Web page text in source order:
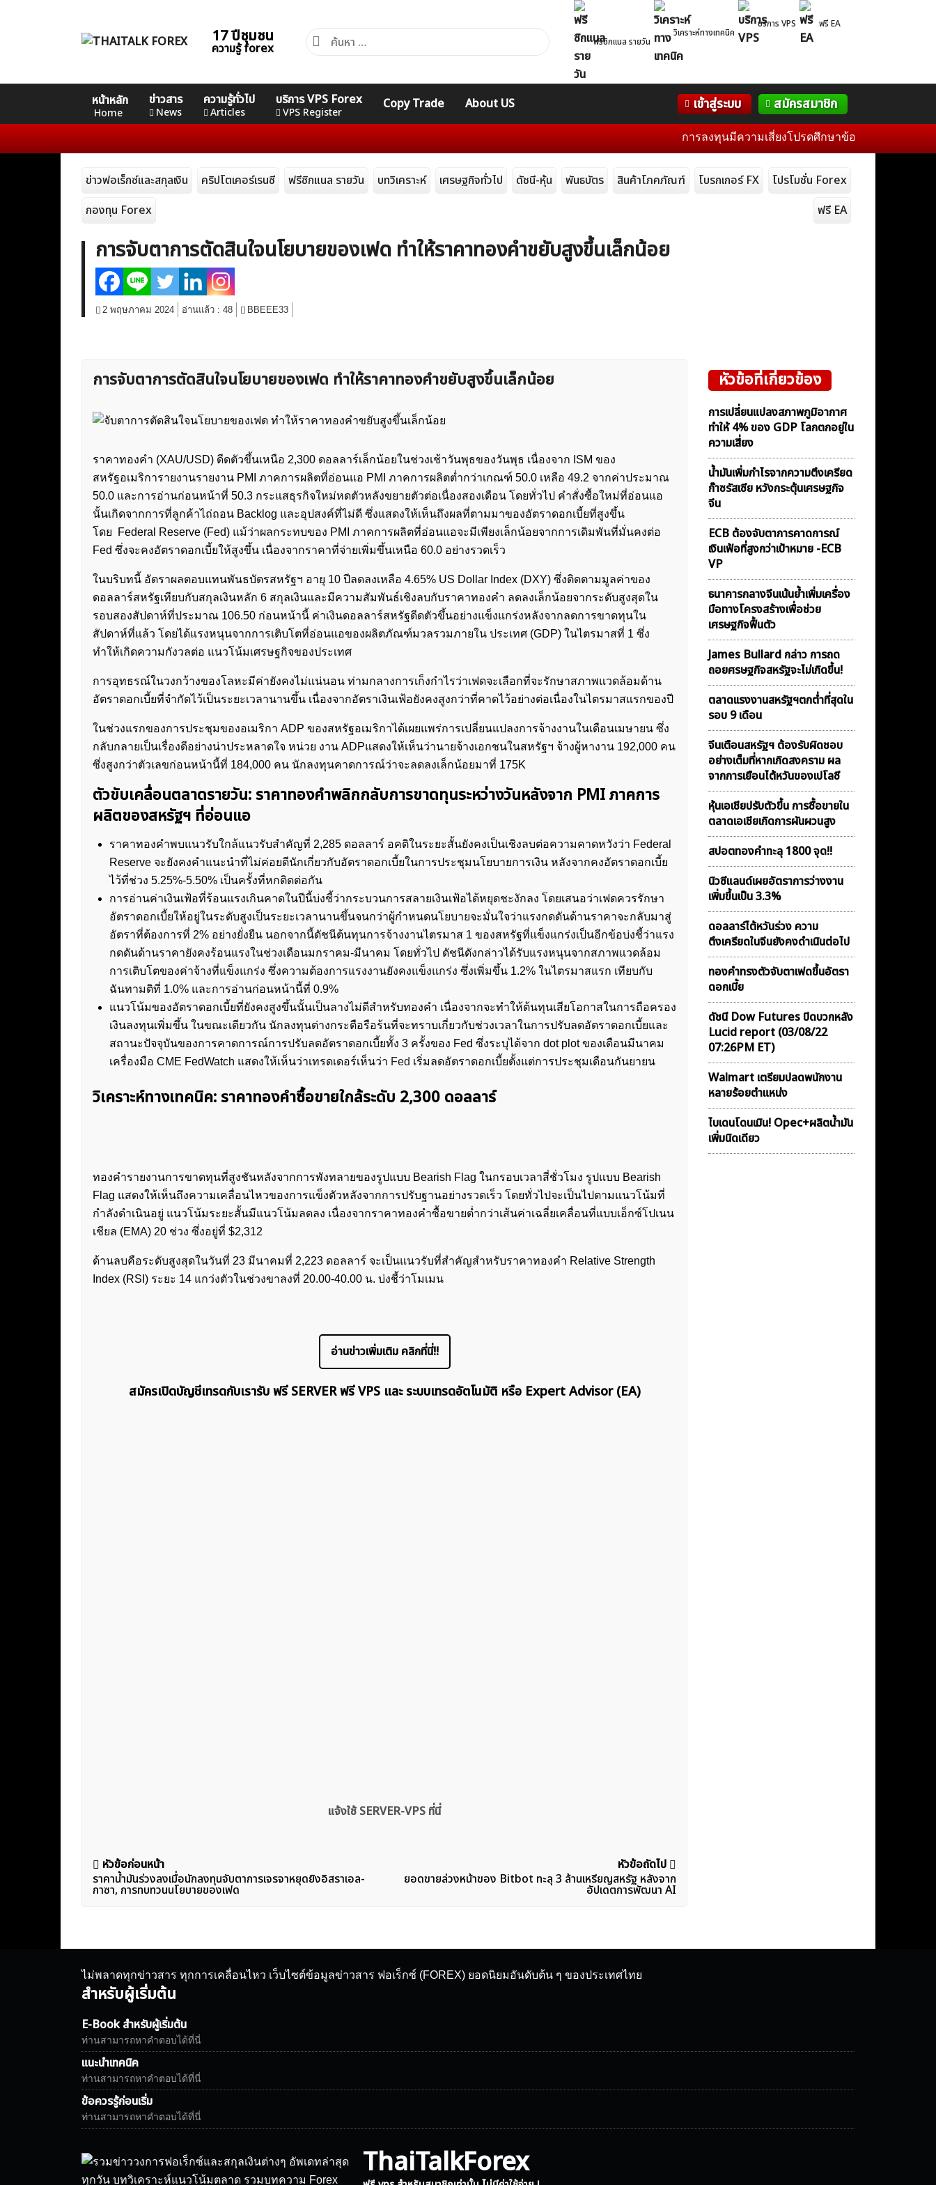
17 ปีชุมชน
ความรู้ forex
ค้นหา
สำหรับ:
ฟรีซิกแนล รายวัน
วิเคราะห์ทางเทคนิค
บริการ VPS ฟรี EA
หน้าหลัก
Home
ข่าวสาร
News
ความรู้ทั่วไป
Articles
บริการ VPS Forex
VPS Register
Copy Trade About US เข้าสู่ระบบ สมัครสมาชิก
VPS Register
คอร์ส
Basic
คอร์ส
Advance
คอร์ส
Professional
คอร์ส
Expert Indicators
WelTrade กิจกรรม
ฟอรั่ม
การลงทุนมีความเสี่ยงโปรดศึกษาข้อมูลก่อนการตัดสินใจล
ข่าวฟอเร็กซ์และสกุลเงิน คริปโตเคอร์เรนซี ฟรีซิกแนล รายวัน บทวิเคราะห์ เศรษฐกิจทั่วไป ดัชนี-หุ้น พันธบัตร สินค้าโภคภัณฑ์ โบรกเกอร์ FX
โปรโมชั่น Forex
กองทุน Forex
ฟรี EA
การจับตาการตัดสินใจนโยบายของเฟด ทำให้ราคาทองคำขยับสูงขึ้นเล็กน้อย
2 พฤษภาคม 2024 อ่านแล้ว : 48 BBEEE33
การจับตาการตัดสินใจนโยบายของเฟด ทำให้ราคาทองคำขยับสูงขึ้นเล็กน้อย
ราคาทองคำ (XAU/USD) ดีดตัวขึ้นเหนือ 2,300 ดอลลาร์เล็กน้อยในช่วงเช้าวันพุธของวันพุธ เนื่องจาก ISM ของ
สหรัฐอเมริการายงานรายงาน PMI ภาคการผลิตที่อ่อนแอ PMI ภาคการผลิตต่ำกว่าเกณฑ์ 50.0 เหลือ 49.2 จากค่าประมาณ
50.0 และการอ่านก่อนหน้าที่ 50.3 กระแสธุรกิจใหม่หดตัวหลังขยายตัวต่อเนื่องสองเดือน โดยทั่วไป คำสั่งซื้อใหม่ที่อ่อนแอ
นั้นเกิดจากการที่ลูกค้าไถ่ถอน Backlog และอุปสงค์ที่ไม่ดี ซึ่งแสดงให้เห็นถึงผลที่ตามมาของอัตราดอกเบี้ยที่สูงขึ้น
โดย Federal Reserve (Fed) แม้ว่าผลกระทบของ PMI ภาคการผลิตที่อ่อนแอจะมีเพียงเล็กน้อยจากการเดิมพันที่มั่นคงต่อ
Fed ซึ่งจะคงอัตราดอกเบี้ยให้สูงขึ้น เนื่องจากราคาที่จ่ายเพิ่มขึ้นเหนือ 60.0 อย่างรวดเร็ว
ในบริบทนี้ อัตราผลตอบแทนพันธบัตรสหรัฐฯ อายุ 10 ปีลดลงเหลือ 4.65% US Dollar Index (DXY) ซึ่งติดตามมูลค่าของ
ดอลลาร์สหรัฐเทียบกับสกุลเงินหลัก 6 สกุลเงินและมีความสัมพันธ์เชิงลบกับราคาทองคำ ลดลงเล็กน้อยจากระดับสูงสุดใน
รอบสองสัปดาห์ที่ประมาณ 106.50 ก่อนหน้านี้ ค่าเงินดอลลาร์สหรัฐดีดตัวขึ้นอย่างแข็งแกร่งหลังจากลดการขาดทุนใน
สัปดาห์ที่แล้ว โดยได้แรงหนุนจากการเติบโตที่อ่อนแอของผลิตภัณฑ์มวลรวมภายใน ประเทศ (GDP) ในไตรมาสที่ 1 ซึ่ง
ทำให้เกิดความกังวลต่อ แนวโน้มเศรษฐกิจของประเทศ
การอุทธรณ์ในวงกว้างของโลหะมีค่ายังคงไม่แน่นอน ท่ามกลางการเก็งกำไรว่าเฟดจะเลือกที่จะรักษาสภาพแวดล้อมด้าน
อัตราดอกเบี้ยที่จำกัดไว้เป็นระยะเวลานานขึ้น เนื่องจากอัตราเงินเฟ้อยังคงสูงกว่าที่คาดไว้อย่างต่อเนื่องในไตรมาสแรกของปี
ในช่วงแรกของการประชุมของอเมริกา ADP ของสหรัฐอเมริกาได้เผยแพร่การเปลี่ยนแปลงการจ้างงานในเดือนเมษายน ซึ่ง
กลับกลายเป็นเรื่องดีอย่างน่าประหลาดใจ หน่วย งาน ADPแสดงให้เห็นว่านายจ้างเอกชนในสหรัฐฯ จ้างผู้หางาน 192,000 คน
ซึ่งสูงกว่าตัวเลขก่อนหน้านี้ที่ 184,000 คน นักลงทุนคาดการณ์ว่าจะลดลงเล็กน้อยมาที่ 175K
ตัวขับเคลื่อนตลาดรายวัน: ราคาทองคำพลิกกลับการขาดทุนระหว่างวันหลังจาก PMI ภาคการ
ผลิตของสหรัฐฯ ที่อ่อนแอ
ราคาทองคำพบแนวรับใกล้แนวรับสำคัญที่ 2,285 ดอลลาร์ อคติในระยะสั้นยังคงเป็นเชิงลบต่อความคาดหวังว่า Federal
Reserve จะยังคงคำแนะนำที่ไม่ค่อยดีนักเกี่ยวกับอัตราดอกเบี้ยในการประชุมนโยบายการเงิน หลังจากคงอัตราดอกเบี้ย
ไว้ที่ช่วง 5.25%-5.50% เป็นครั้งที่หกติดต่อกัน
การอ่านค่าเงินเฟ้อที่ร้อนแรงเกินคาดในปีนี้บ่งชี้ว่ากระบวนการสลายเงินเฟ้อได้หยุดชะงักลง โดยเสนอว่าเฟดควรรักษา
อัตราดอกเบี้ยให้อยู่ในระดับสูงเป็นระยะเวลานานขึ้นจนกว่าผู้กำหนดนโยบายจะมั่นใจว่าแรงกดดันด้านราคาจะกลับมาสู่
อัตราที่ต้องการที่ 2% อย่างยั่งยืน นอกจากนี้ดัชนีต้นทุนการจ้างงานไตรมาส 1 ของสหรัฐที่แข็งแกร่งเป็นอีกข้อบ่งชี้ว่าแรง
กดดันด้านราคายังคงร้อนแรงในช่วงเดือนมกราคม-มีนาคม โดยทั่วไป ดัชนีดังกล่าวได้รับแรงหนุนจากสภาพแวดล้อม
การเติบโตของค่าจ้างที่แข็งแกร่ง ซึ่งความต้องการแรงงานยังคงแข็งแกร่ง ซึ่งเพิ่มขึ้น 1.2% ในไตรมาสแรก เทียบกับ
ฉันทามติที่ 1.0% และการอ่านก่อนหน้านี้ที่ 0.9%
แนวโน้มของอัตราดอกเบี้ยที่ยังคงสูงขึ้นนั้นเป็นลางไม่ดีสำหรับทองคำ เนื่องจากจะทำให้ต้นทุนเสียโอกาสในการถือครอง
เงินลงทุนเพิ่มขึ้น ในขณะเดียวกัน นักลงทุนต่างกระตือรือร้นที่จะทราบเกี่ยวกับช่วงเวลาในการปรับลดอัตราดอกเบี้ยและ
สถานะปัจจุบันของการคาดการณ์การปรับลดอัตราดอกเบี้ยทั้ง 3 ครั้งของ Fed ซึ่งระบุได้จาก dot plot ของเดือนมีนาคม
เครื่องมือ CME FedWatch แสดงให้เห็นว่าเทรดเดอร์เห็นว่า Fed เริ่มลดอัตราดอกเบี้ยตั้งแต่การประชุมเดือนกันยายน
วิเคราะห์ทางเทคนิค: ราคาทองคำซื้อขายใกล้ระดับ 2,300 ดอลลาร์
ทองคำรายงานการขาดทุนที่สูงชันหลังจากการพังทลายของรูปแบบ Bearish Flag ในกรอบเวลาสี่ชั่วโมง รูปแบบ Bearish
Flag แสดงให้เห็นถึงความเคลื่อนไหวของการแข็งตัวหลังจากการปรับฐานอย่างรวดเร็ว โดยทั่วไปจะเป็นไปตามแนวโน้มที่
กำลังดำเนินอยู่ แนวโน้มระยะสั้นมีแนวโน้มลดลง เนื่องจากราคาทองคำซื้อขายต่ำกว่าเส้นค่าเฉลี่ยเคลื่อนที่แบบเอ็กซ์โปเนน
เชียล (EMA) 20 ช่วง ซึ่งอยู่ที่ $2,312
ด้านลบคือระดับสูงสุดในวันที่ 23 มีนาคมที่ 2,223 ดอลลาร์ จะเป็นแนวรับที่สำคัญสำหรับราคาทองคำ Relative Strength
Index (RSI) ระยะ 14 แกว่งตัวในช่วงขาลงที่ 20.00-40.00 น. บ่งชี้ว่าโมเมน
อ่านข่าวเพิ่มเติม คลิกที่นี่!!
สมัครเปิดบัญชีเทรดกับเรารับ ฟรี SERVER ฟรี VPS และ ระบบเทรดอัตโนมัติ หรือ Expert Advisor (EA)
แจ้งใช้ SERVER-VPS ที่นี่
แนะแนว
เรื่อง
หัวข้อก่อนหน้า
ราคาน้ำมันร่วงลงเมื่อนักลงทุนจับตาการเจรจาหยุดยิงอิสราเอล-
กาซา, การทบทวนนโยบายของเฟด
หัวข้อถัดไป
ยอดขายล่วงหน้าของ Bitbot ทะลุ 3 ล้านเหรียญสหรัฐ หลังจาก
อัปเดตการพัฒนา AI
หัวข้อที่เกี่ยวข้อง
การเปลี่ยนแปลงสภาพภูมิอากาศ
ทำให้ 4% ของ GDP โลกตกอยู่ใน
ความเสี่ยง
น้ำมันเพิ่มกำไรจากความตึงเครียด
ก๊าซรัสเซีย หวังกระตุ้นเศรษฐกิจ
จีน
ECB ต้องจับตาการคาดการณ์
เงินเฟ้อที่สูงกว่าเป้าหมาย -ECB
VP
ธนาคารกลางจีนเน้นย้ำเพิ่มเครื่อง
มือทางโครงสร้างเพื่อช่วย
เศรษฐกิจฟื้นตัว
James Bullard กล่าว การถด
ถอยศรษฐกิจสหรัฐจะไม่เกิดขึ้น!
ตลาดเเรงงานสหรัฐฯตกต่ำที่สุดใน
รอบ 9 เดือน
จีนเตือนสหรัฐฯ ต้องรับผิดชอบ
อย่างเต็มที่หากเกิดสงคราม ผล
จากการเยือนไต้หวันของเปโลซี
หุ้นเอเชียปรับตัวขึ้น การซื้อขายใน
ตลาดเอเชียเกิดการผันผวนสูง
สปอตทองคำทะลุ 1800 จุด!!
นิวซีแลนด์เผยอัตราการว่างงาน
เพิ่มขึ้นเป็น 3.3%
ดอลลาร์ไต้หวันร่วง ความ
ตึงเครียดในจีนยังคงดำเนินต่อไป
ทองคำทรงตัวจับตาเฟดขึ้นอัตรา
ดอกเบี้ย
ดัชนี Dow Futures ปิดบวกหลัง
Lucid report (03/08/22
07:26PM ET)
Walmart เตรียมปลดพนักงาน
หลายร้อยตำแหน่ง
ไบเดนโดนเมิน! Opec+ผลิตน้ำมัน
เพิ่มนิดเดียว
ไม่พลาดทุกข่าวสาร ทุกการเคลื่อนไหว เว็บไซต์ข้อมูลข่าวสาร ฟอเร็กซ์ (FOREX) ยอดนิยมอันดับต้น ๆ ของประเทศไทย
สำหรับผู้เริ่มต้น
E-Book สำหรับผู้เริ่มต้น
ท่านสามารถหาคำตอบได้ที่นี่
แนะนำเทคนิค
ท่านสามารถหาคำตอบได้ที่นี่
ข้อควรรู้ก่อนเริ่ม
ท่านสามารถหาคำตอบได้ที่นี่
ThaiTalkForex